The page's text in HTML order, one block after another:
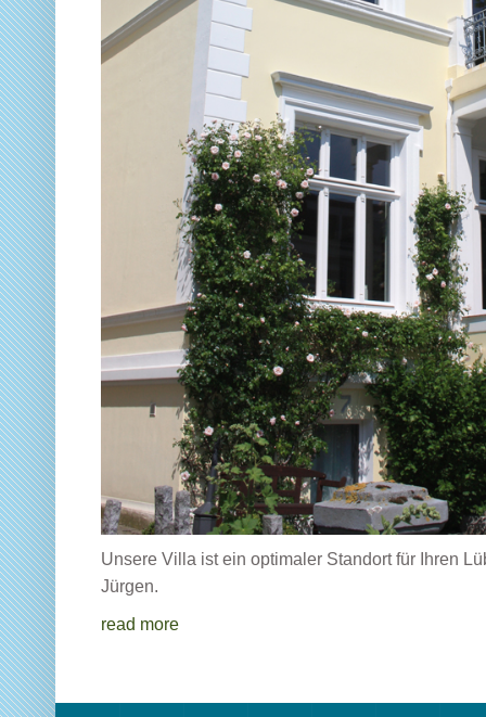
Unsere Villa ist ein optimaler Standort für Ihren
Jürgen.
read more